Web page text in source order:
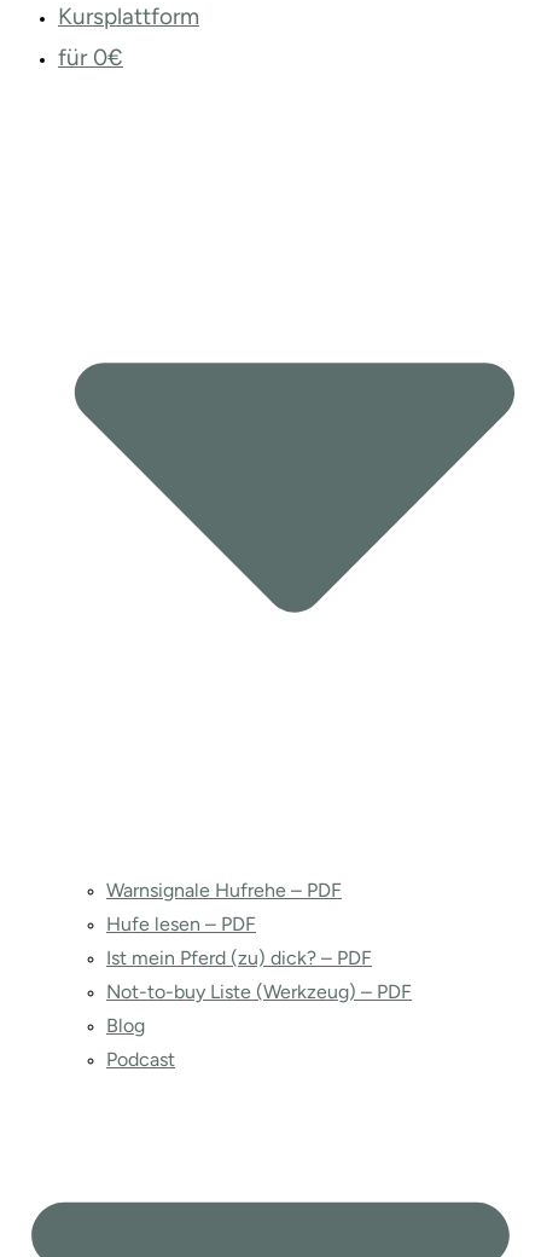
Kursplattform
für 0€
Warnsignale Hufrehe – PDF
Hufe lesen – PDF
Ist mein Pferd (zu) dick? – PDF
Not-to-buy Liste (Werkzeug) – PDF
Blog
Podcast